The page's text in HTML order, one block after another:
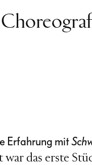
Erfahrung mit
das erste